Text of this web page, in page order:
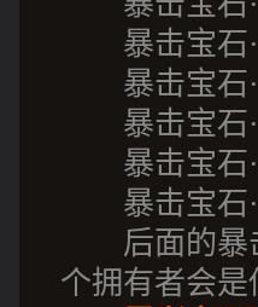
暴击宝石·
暴击宝石·
暴击宝石·
暴击宝石·
暴击宝石·
后面的暴击
个拥有者会是